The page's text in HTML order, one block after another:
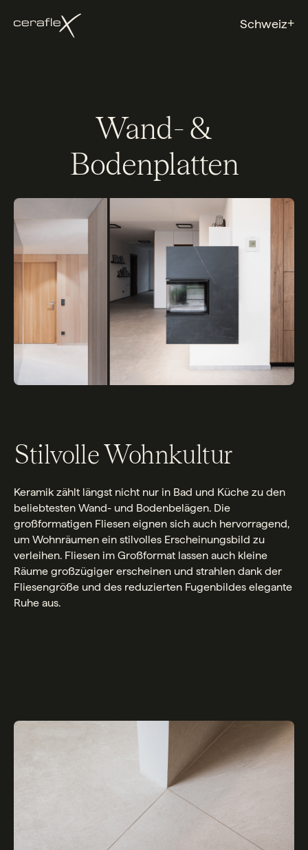
Schweiz+
Wand- &
Bodenplatten
Stilvolle Wohnkultur
Keramik zählt längst nicht nur in Bad und Küche zu den
beliebtesten Wand- und Bodenbelägen. Die
großformatigen Fliesen eignen sich auch hervorragend,
um Wohnräumen ein stilvolles Erscheinungsbild zu
verleihen. Fliesen im Großformat lassen auch kleine
Räume großzügiger erscheinen und strahlen dank der
Fliesengröße und des reduzierten Fugenbildes elegante
Ruhe aus.